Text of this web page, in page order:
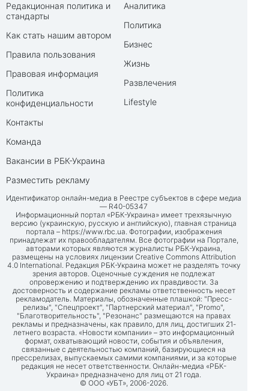
Редакционная политика и
стандарты
Как стать нашим автором
Правила пользования
Правовая информация
Политика
конфиденциальности
Контакты
Команда
Вакансии в РБК-Украина
Разместить рекламу
Аналитика
Политика
Бизнес
Жизнь
Развлечения
Lifestyle
Идентификатор онлайн-медиа в Реестре субъектов в сфере медиа
— R40-05347
Информационный портал «РБК-Украина» имеет трехязычную
версию (украинскую, русскую и английскую), главная страница
портала – https://www.rbc.ua. Фотографии, изображения
принадлежат их правообладателям. Все фотографии на Портале,
авторами которых являются журналисты РБК-Украина,
размещены на условиях лицензии Creative Commons Attribution
4.0 International. Редакция РБК-Украина может не разделять точку
зрения авторов. Оценочные суждения не подлежат
опровержению и подтверждению их правдивости. За
достоверность и содержание рекламы ответственность несет
рекламодатель. Материалы, обозначенные плашкой: "Пресс-
релизы", "Спецпроект", "Партнерский материал", "Promo",
"Благотворительность", "Резонанс" размещаются на правах
рекламы и предназначены, как правило, для лиц, достигших 21-
летнего возраста. «Новости компании» – это информационный
формат, охватывающий новости, события и объявления,
связанные с деятельностью компаний, базирующиеся на
прессрелизах, выпускаемых самими компаниями, и за которые
редакция не несет ответственности. Онлайн-медиа «РБК-
Украина» предназначено для лиц от 21 года.
© ООО «УБТ», 2006-2026.